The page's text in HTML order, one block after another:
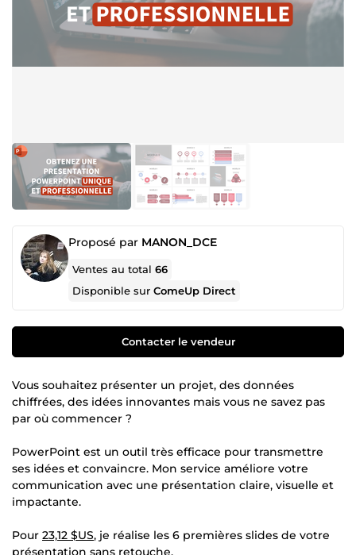
Proposé par MANON_DCE
Ventes au total66
Disponible surComeUp Direct
Contacter le vendeur
Vous souhaitez présenter un projet, des données
chiffrées, des idées innovantes mais vous ne savez pas
par où commencer ?
PowerPoint est un outil très efficace pour transmettre
ses idées et convaincre. Mon service améliore votre
communication avec une présentation claire, visuelle et
impactante.
Pour 23,12 $US, je réalise les 6 premières slides de votre
présentation sans retouche.